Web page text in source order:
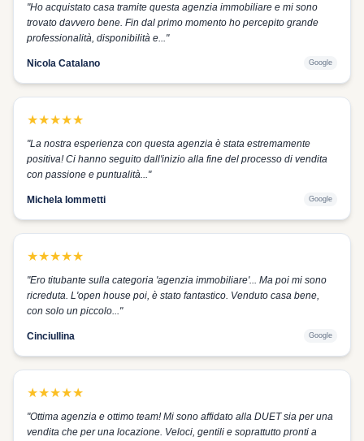
"Ho acquistato casa tramite questa agenzia immobiliare e mi sono
trovato davvero bene. Fin dal primo momento ho percepito grande
professionalità, disponibilità e..."
Nicola Catalano Google
★★★★★
"La nostra esperienza con questa agenzia è stata estremamente
positiva! Ci hanno seguito dall'inizio alla fine del processo di vendita
con passione e puntualità..."
Michela Iommetti Google
★★★★★
"Ero titubante sulla categoria 'agenzia immobiliare'... Ma poi mi sono
ricreduta. L'open house poi, è stato fantastico. Venduto casa bene,
con solo un piccolo..."
Cinciullina Google
★★★★★
"Ottima agenzia e ottimo team! Mi sono affidato alla DUET sia per una
vendita che per una locazione. Veloci, gentili e soprattutto pronti a